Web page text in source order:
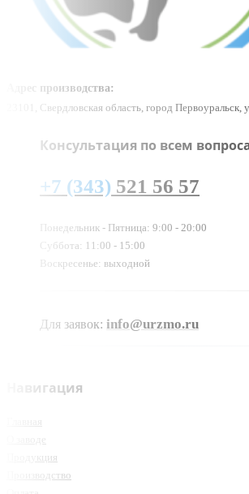
Адрес производства:
23101, Свердловская область, город Первоуральск,
Консультация по всем
+7 (343) 521 56 57
Понедельник - Пятница: 9:00 - 20:00
Суббота: 11:00 - 15:00
Воскресенье: выходной
Для заявок: info@urzmo.ru
Навигация
Главная
О заводе
Продукция
Производство